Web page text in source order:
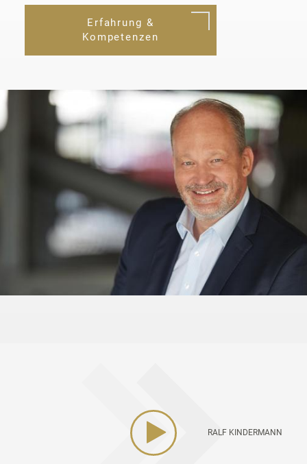
Erfahrung &
Kompetenzen
RALF KINDERMANN